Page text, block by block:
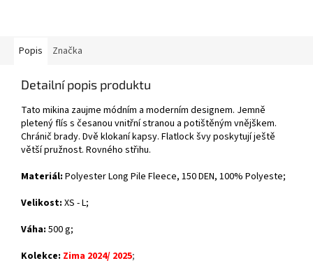
Popis Značka
Detailní popis produktu
Tato mikina zaujme módním a moderním designem. Jemně
pletený flís s česanou vnitřní stranou a potištěným vnějškem.
Chránič brady. Dvě klokaní kapsy. Flatlock švy poskytují ještě
větší pružnost. Rovného střihu.
Materiál: Polyester Long Pile Fleece, 150 DEN, 100% Polyeste;
Velikost: XS - L;
Váha: 500 g;
Kolekce: Zima 2024/ 2025;